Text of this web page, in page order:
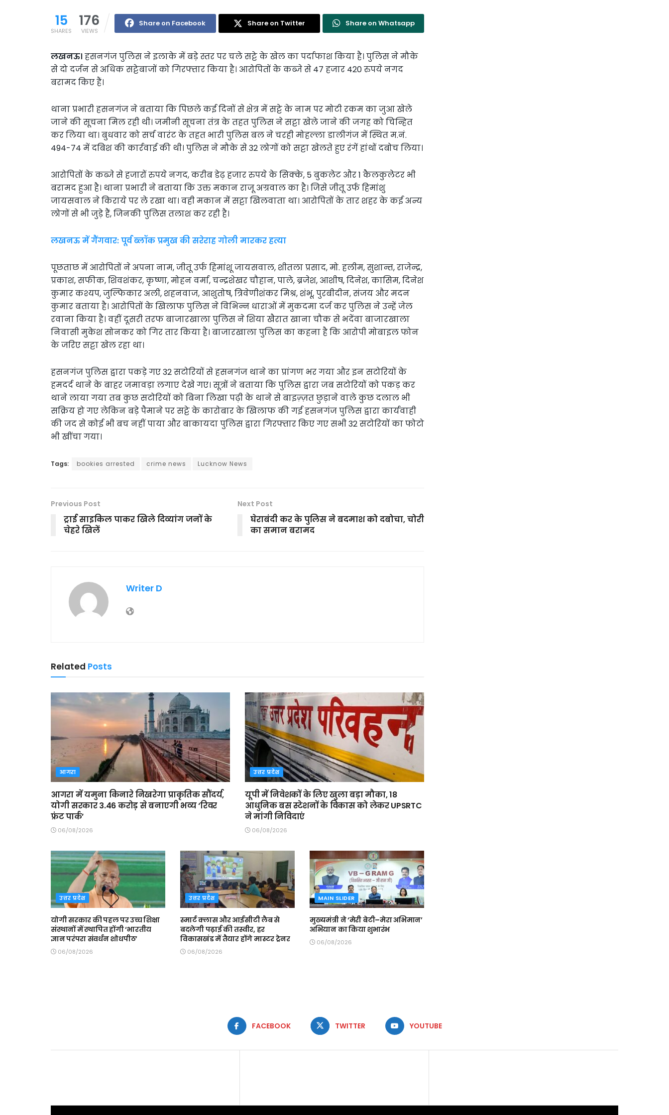
15
SHARES
176
VIEWS
Share on Facebook Share on Twitter Share on Whatsapp
लखनऊ। हसनगंज पुलिस ने इलाके में बड़े स्तर पर चले सट्टे के खेल का पर्दाफाश किया है। पुलिस ने मौके
से दो दर्जन से अधिक सट्टेबाजों को गिरफ्तार किया है। आरोपितों के कब्जे से 47 हजार 420 रुपये नगद
बरामद किए हैं।
थाना प्रभारी हसनगंज ने बताया कि पिछले कई दिनों से क्षेत्र में सट्टे के नाम पर मोटी रकम का जुआ खेले
जाने की सूचना मिल रही थी। जमीनी सूचना तंत्र के तहत पुलिस ने सट्टा खेले जाने की जगह को चिन्हित
कर लिया था। बुधवार को सर्च वारंट के तहत भारी पुलिस बल ने चरही मोहल्ला डालीगंज में स्थित म.नं.
494-74 में दबिश की कार्रवाई की थी। पुलिस ने मौके से 32 लोगों को सट्टा खेलते हुए रंगें हांथों दबोच लिया।
आरोपितों के कब्जे से हजारों रुपये नगद, करीब डेढ़ हजार रुपये के सिक्के, 5 बुकलेट और 1 कैलकुलेटर भी
बरामद हुआ है। थाना प्रभारी ने बताया कि उक्त मकान राजू अग्रवाल का है। जिसे जीतू उर्फ हिमांशु
जायसवाल ने किराये पर ले रखा था। वही मकान में सट्टा खिलवाता था। आरोपितों के तार शहर के कई अन्य
लोगों से भी जुड़े हैं, जिनकी पुलिस तलाश कर रही है।
लखनऊ में गैंगवार: पूर्व ब्लॉक प्रमुख की सरेराह गोली मारकर हत्या
पूछताछ में आरोपितों ने अपना नाम, जीतू उर्फ हिमांशू जायसवाल, शीतला प्रसाद, मो. हलीम, सुशान्त, राजेन्द्र,
प्रकाश, सफीक, शिवशंकर, कृष्णा, मोहन वर्मा, चन्द्रशेखर चौहान, पाले, ब्रजेश, आशीष, दिनेश, कासिम, दिनेश
कुमार कश्यप, जुल्फिकार अली, शहनवाज, आशुतोष, त्रिवेणीशंकर मिश्र, शंभू, पुरबीदीन, संजय और मदन
कुमार बताया है। आरोपितों के खिलाफ पुलिस ने विभिन्न धाराओं में मुकदमा दर्ज कर पुलिस ने उन्हें जेल
रवाना किया है। वहीं दूसरी तरफ बाजारखाला पुलिस ने शिया खैरात खाना चौक से भदेंवा बाजारखाला
निवासी मुकेश सोनकर को गिर तार किया है। बाजारखाला पुलिस का कहना है कि आरोपी मोबाइल फोन
के जरिए सट्टा खेल रहा था।
हसनगंज पुलिस द्वारा पकड़े गए 32 सटोरियों से हसनगंज थाने का प्रांगण भर गया और इन सटोरियों के
हमदर्द थाने के बाहर जमावड़ा लगाए देखे गए। सूत्रों ने बताया कि पुलिस द्वारा जब सटोरियों को पकड़ कर
थाने लाया गया तब कुछ सटोरियों को बिना लिखा पढ़ी के थाने से बाइज़्ज़त छुड़ाने वाले कुछ दलाल भी
सक्रिय हो गए लेकिन बड़े पैमाने पर सट्टे के कारोबार के खिलाफ की गई हसनगंज पुलिस द्वारा कार्यवाही
की जद से कोई भी बच नहीं पाया और बाकायदा पुलिस द्वारा गिरफ्तार किए गए सभी 32 सटोरियों का फोटो
भी खींचा गया।
Tags: bookies arrested crime news Lucknow News
Previous Post
ट्राई साइकिल पाकर खिले दिव्यांग जनों के
चेहरे खिलें
Next Post
घेराबंदी कर के पुलिस ने बदमाश को दबोचा, चोरी
का समान बरामद
Writer D
Related Posts
आगरा
आगरा में यमुना किनारे निखरेगा प्राकृतिक सौंदर्य,
योगी सरकार 3.46 करोड़ से बनाएगी भव्य ‘रिवर
फ्रंट पार्क’
06/08/2026
उत्तर प्रदेश
यूपी में निवेशकों के लिए खुला बड़ा मौका, 18
आधुनिक बस स्टेशनों के विकास को लेकर UPSRTC
ने मांगी निविदाएं
06/08/2026
उत्तर प्रदेश
योगी सरकार की पहल पर उच्च शिक्षा
संस्थानों में स्थापित होंगी ‘भारतीय
ज्ञान परंपरा संवर्धन शोधपीठ’
06/08/2026
उत्तर प्रदेश
स्मार्ट क्लास और आईसीटी लैब से
बदलेगी पढ़ाई की तस्वीर, हर
विकासखंड में तैयार होंगे मास्टर ट्रेनर
06/08/2026
MAIN SLIDER
मुख्यमंत्री ने ‘मेरी बेटी–मेरा अभिमान’
अभियान का किया शुभारंभ
06/08/2026
FACEBOOK TWITTER YOUTUBE